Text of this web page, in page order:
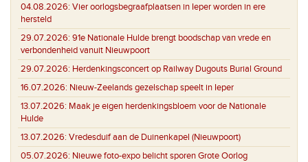
04.08.2026: Vier oorlogsbegraafplaatsen in Ieper worden in ere
hersteld
29.07.2026: 91e Nationale Hulde brengt boodschap van vrede en
verbondenheid vanuit Nieuwpoort
29.07.2026: Herdenkingsconcert op Railway Dugouts Burial Ground
16.07.2026: Nieuw-Zeelands gezelschap speelt in Ieper
13.07.2026: Maak je eigen herdenkingsbloem voor de Nationale
Hulde
13.07.2026: Vredesduif aan de Duinenkapel (Nieuwpoort)
05.07.2026: Nieuwe foto-expo belicht sporen Grote Oorlog